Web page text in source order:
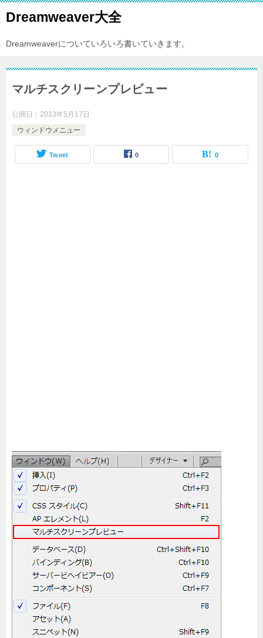
Dreamweaver大全
Dreamweaverについていろいろ書いていきます。
マルチスクリーンプレビュー
公開日： 2013年5月17日
ウィンドウメニュー
Tweet 0 0